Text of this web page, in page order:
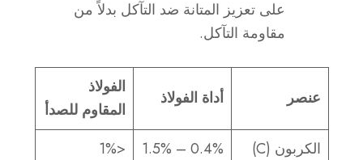
على تعزيز المتانة ضد التآكل بدلاً من
مقاومة التآكل.
عنصر أداة الفولاذ
الفولاذ
المقاوم للصدأ
الكربون (C)
0.4% – 1.5%
<1%